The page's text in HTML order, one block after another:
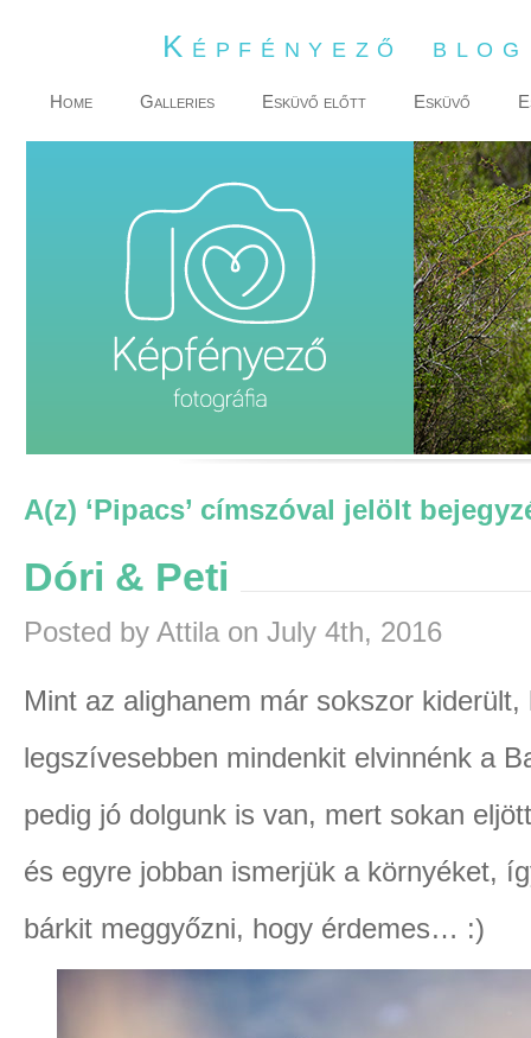
Képfényező
Home Galleries Esküvő előtt Esküvő
A(z) ‘Pipacs’ címszóval jelölt
Dóri & Peti
Posted by Attila on July 4th, 2016
Mint az alighanem már sokszor
legszívesebben mindenkit elvinnénk a
pedig jó dolgunk is van, mert sokan
és egyre jobban ismerjük a környéket,
bárkit meggyőzni, hogy érdemes… :)